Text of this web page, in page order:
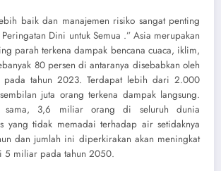
baik dan manajemen risiko sangat penting
Dini untuk Semua .” Asia merupakan
parah terkena dampak bencana cuaca, iklim,
80 persen di antaranya disebabkan oleh
tahun 2023. Terdapat lebih dari 2.000
juta orang terkena dampak langsung.
sama, 3,6 miliar orang di seluruh dunia
yang tidak memadai terhadap air setidaknya
dan jumlah ini diperkirakan akan meningkat
5 miliar pada tahun 2050.